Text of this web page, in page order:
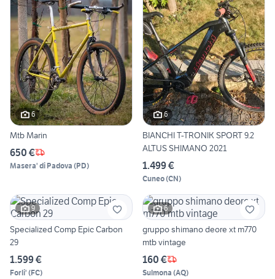
6
Mtb Marin
650 €
Masera' di Padova (PD)
6
BIANCHI T-TRONIK SPORT 9.2
ALTUS SHIMANO 2021
1.499 €
Cuneo(CN)
9
Specialized Comp Epic Carbon
29
1.599 €
Forli' (FC)
6
gruppo shimano deore xt m770
mtb vintage
160 €
Sulmona (AQ)